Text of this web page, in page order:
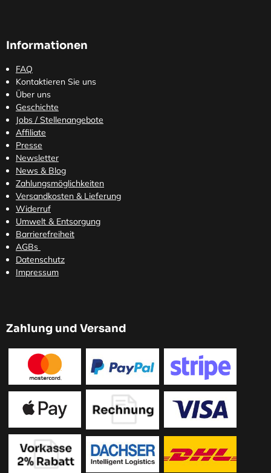
Informationen
FAQ
Kontaktieren Sie uns
Über uns
Geschichte
Jobs / Stellenangebote
Affiliate
Presse
Newsletter
News & Blog
Zahlungsmöglichkeiten
Versandkosten & Lieferung
Widerruf
Umwelt & Entsorgung
Barrierefreiheit
AGBs
Datenschutz
Impressum
Zahlung und Versand